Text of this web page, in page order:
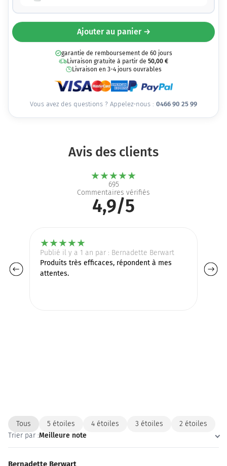
Ajouter au panier →
garantie de remboursement de 60 jours
Livraison gratuite à partir de 50,00 €
Livraison en 3-4 jours ouvrables
Vous avez des questions ? Appelez-nous : 0466 90 25 99
Avis des clients
★★★★★
695
Commentaires vérifiés
4,9/5
★★★★★
Publié il y a 1 an par : Bernadette Berwart
Produits très efficaces, répondent à mes
attentes.
Tous 5 étoiles 4 étoiles 3 étoiles
2 étoiles
Trier par :Meilleure note
Bernadette Berwart